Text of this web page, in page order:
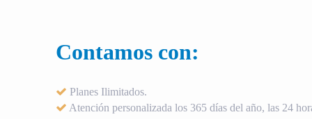
Contamos con:
Planes Ilimitados.
Atención personalizada los 365 días del año, las 24